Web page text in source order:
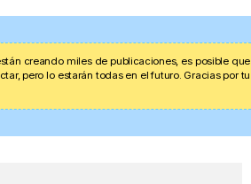
creando miles de publicaciones, es posible que
pero lo estarán todas en el futuro. Gracias por tu